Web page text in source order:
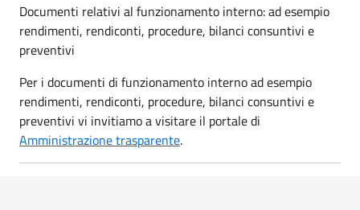
Documenti relativi al funzionamento interno: ad esempio
rendimenti, rendiconti, procedure, bilanci consuntivi e
preventivi
Per i documenti di funzionamento interno ad esempio
rendimenti, rendiconti, procedure, bilanci consuntivi e
preventivi vi invitiamo a visitare il portale di
Amministrazione trasparente.